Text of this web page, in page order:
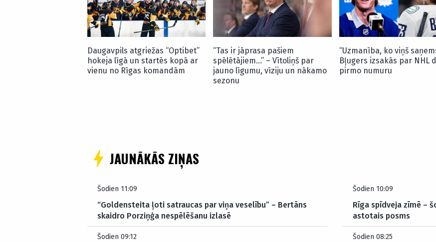
Daugavpils atgriežas “Optibet”
hokeja līgā un startēs kopā ar
vienu no Rīgas komandām
“Tas ir jāprasa pašiem
spēlētājiem…” – Vītoliņš par
jauno līgumu, vīziju un nākamo
sezonu
“Uzmanība, ko viņš
Bļugers izsakās par NHL
pirmo numuru
JAUNĀKĀS ZIŅAS
Šodien 11:09
“Goldensteita ļoti satraucas par viņa veselību” – Bertāns
skaidro Porziņģa nespēlēšanu izlasē
Šodien 10:09
Rīga spīdveja zīmē –
astotais posms
Šodien 09:12 Šodien 08:25